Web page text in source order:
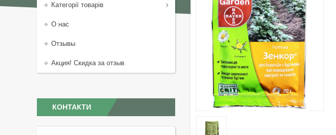
Категорії товарів
О нас
Отзывы
Акция! Скидка за отзыв
КОНТАКТИ